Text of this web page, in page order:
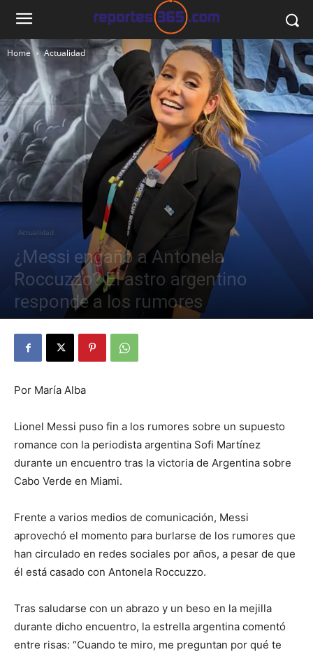
Home Actualidad
Actualidad
¿Messi engañó a Antonela
Roccuzzo? El astro argentino
responde a los rumores
Por María Alba
Lionel Messi puso fin a los rumores sobre un supuesto
romance con la periodista argentina Sofi Martínez
durante un encuentro tras la victoria de Argentina sobre
Cabo Verde en Miami.
Frente a varios medios de comunicación, Messi
aprovechó el momento para burlarse de los rumores que
han circulado en redes sociales por años, a pesar de que
él está casado con Antonela Roccuzzo.
Tras saludarse con un abrazo y un beso en la mejilla
durante dicho encuentro, la estrella argentina comentó
entre risas: “Cuando te miro, me preguntan por qué te